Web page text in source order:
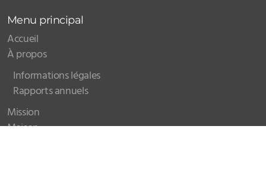
Menu principal
Accueil
À propos
Informations légales
Rapports annuels
Mission
Maison